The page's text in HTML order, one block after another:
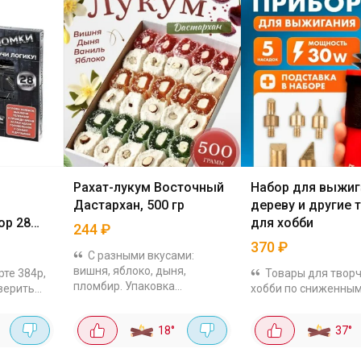
28
384р,
все
Рахат-лукум Восточный
Дастархан, 500 гр
244₽
С разными вкусами:
вишня, яблоко, дыня,
пломбир. Упаковка
Вкус фруктовый, а не как
"ароматизатор идентичный
натуральному". Текстура...
18°
Набор для
дереву и другие
для хобби
370₽
Товары для
хобби по
отвлечься от рутины.
Например, набор для
37°